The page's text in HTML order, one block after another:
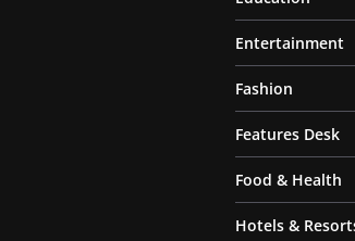
Entertainment
Fashion
Features Desk
Food & Health
Hotels &